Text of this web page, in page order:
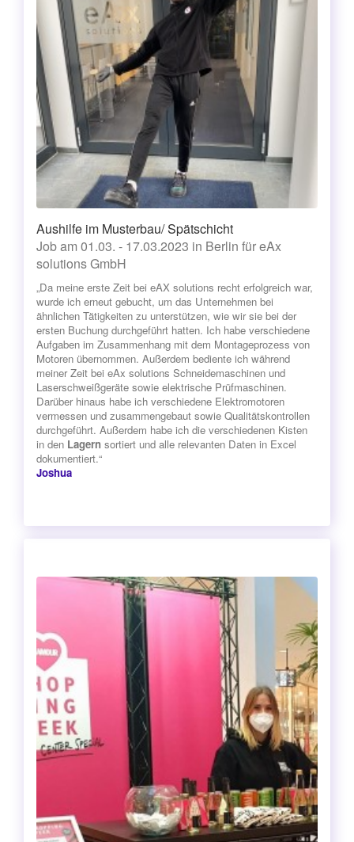
Aushilfe im Musterbau/ Spätschicht
Job am 01.03. - 17.03.2023 in Berlin für eAx
solutions GmbH
„Da meine erste Zeit bei eAX solutions recht erfolgreich war,
wurde ich erneut gebucht, um das Unternehmen bei
ähnlichen Tätigkeiten zu unterstützen, wie wir sie bei der
ersten Buchung durchgeführt hatten. Ich habe verschiedene
Aufgaben im Zusammenhang mit dem Montageprozess von
Motoren übernommen. Außerdem bediente ich während
meiner Zeit bei eAx solutions Schneidemaschinen und
Laserschweißgeräte sowie elektrische Prüfmaschinen.
Darüber hinaus habe ich verschiedene Elektromotoren
vermessen und zusammengebaut sowie Qualitätskontrollen
durchgeführt. Außerdem habe ich die verschiedenen Kisten
in den Lagern sortiert und alle relevanten Daten in Excel
dokumentiert.“
Joshua